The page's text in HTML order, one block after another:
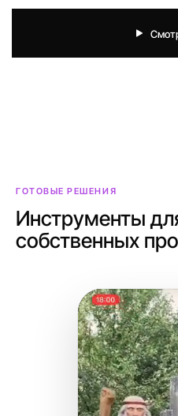
ГОТОВЫЕ РЕШЕНИЯ
Инструменты
собственных